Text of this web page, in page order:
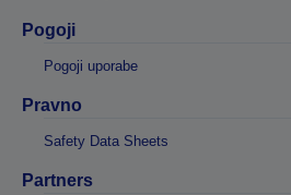
Pogoji
Pogoji uporabe
Pravno
Safety Data Sheets
Partners